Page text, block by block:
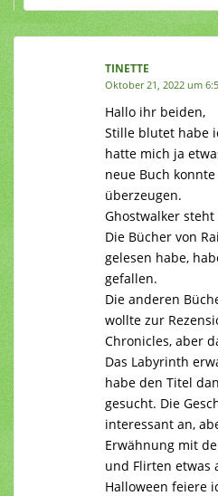
TINETTE
Oktober 21, 2022 um
Hallo ihr beiden,
Stille blutet habe
hatte mich ja
neue Buch
überzeugen.
Ghostwalker
Die Bücher von
gelesen habe,
gefallen.
Die anderen
wollte zur
Chronicles, aber
Das Labyrinth
habe den Titel
gesucht. Die
interessant an,
Erwähnung mit
und Flirten etwas
Halloween feiere